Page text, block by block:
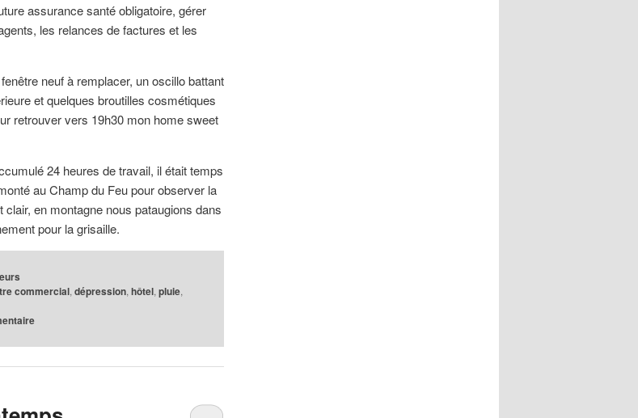
assurance santé obligatoire, gérer
les relances de factures et les
neuf à remplacer, un oscillo battant
et quelques broutilles cosmétiques
retrouver vers 19h30 mon home sweet
24 heures de travail, il était temps
au Champ du Feu pour observer la
en montagne nous pataugions dans
pour la grisaille.
commercial,dépression,hôtel,pluie,